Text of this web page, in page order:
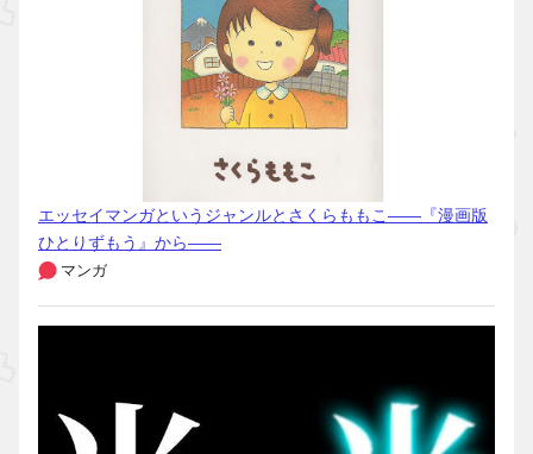
エッセイマンガというジャンルとさくらももこ――『漫画版
ひとりずもう』から――
マンガ